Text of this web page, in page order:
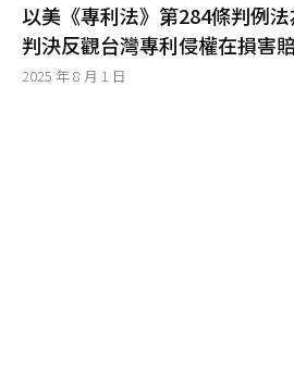
以美《專利法》第284條判例
判決反觀台灣專利侵權在損害
2025 年 8 月 1 日